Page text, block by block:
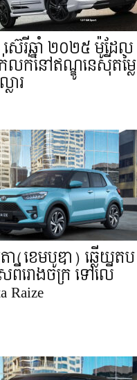
ស៊េរីឆ្នាំ ២០២៥ ម៉ូដែល
ក់លក់នៅឥណ្ឌូនេស៊ីតម្លៃ
ារ
(ខេមបូឌា) ឆ្លើយតប
រោងចក្រ ទៅលើ
Raize